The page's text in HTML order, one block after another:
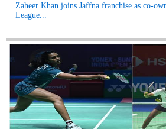
Zaheer Khan joins Jaffna franchise as co-
League...